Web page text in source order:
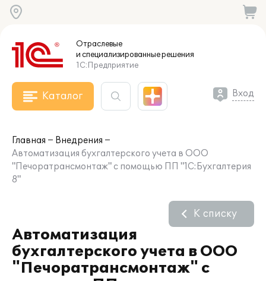
Отраслевые
и специализированныерешения
1С:Предприятие
Каталог Вход
Главная
Внедрения
Автоматизация бухгалтерского учета в ООО
"Печоратрансмонтаж" с помощью ПП "1С:Бухгалтерия
8"
Автоматизация
бухгалтерского учета в ООО
"Печоратрансмонтаж" с
К списку